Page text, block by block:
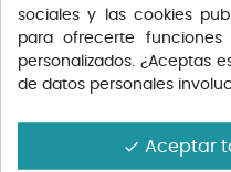
HABANERO...
sociales y las cookies
para ofrecerte
personalizados. ¿Aceptas
de datos personales
done Aceptar